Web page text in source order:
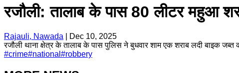
रजौली: तालाब के पास 80 लीटर महुआ
Rajauli, Nawada
Dec 10, 2025
रजौली थाना क्षेत्र के तालाब के पास पुलिस ने बुधवार शाम एक शराब लदी बाइक
#crime#national #robbery